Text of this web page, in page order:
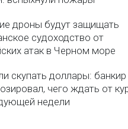
дроны будут защищать
судоходство от
атак в Черном море
скупать доллары: банкир
чего ждать от
недели